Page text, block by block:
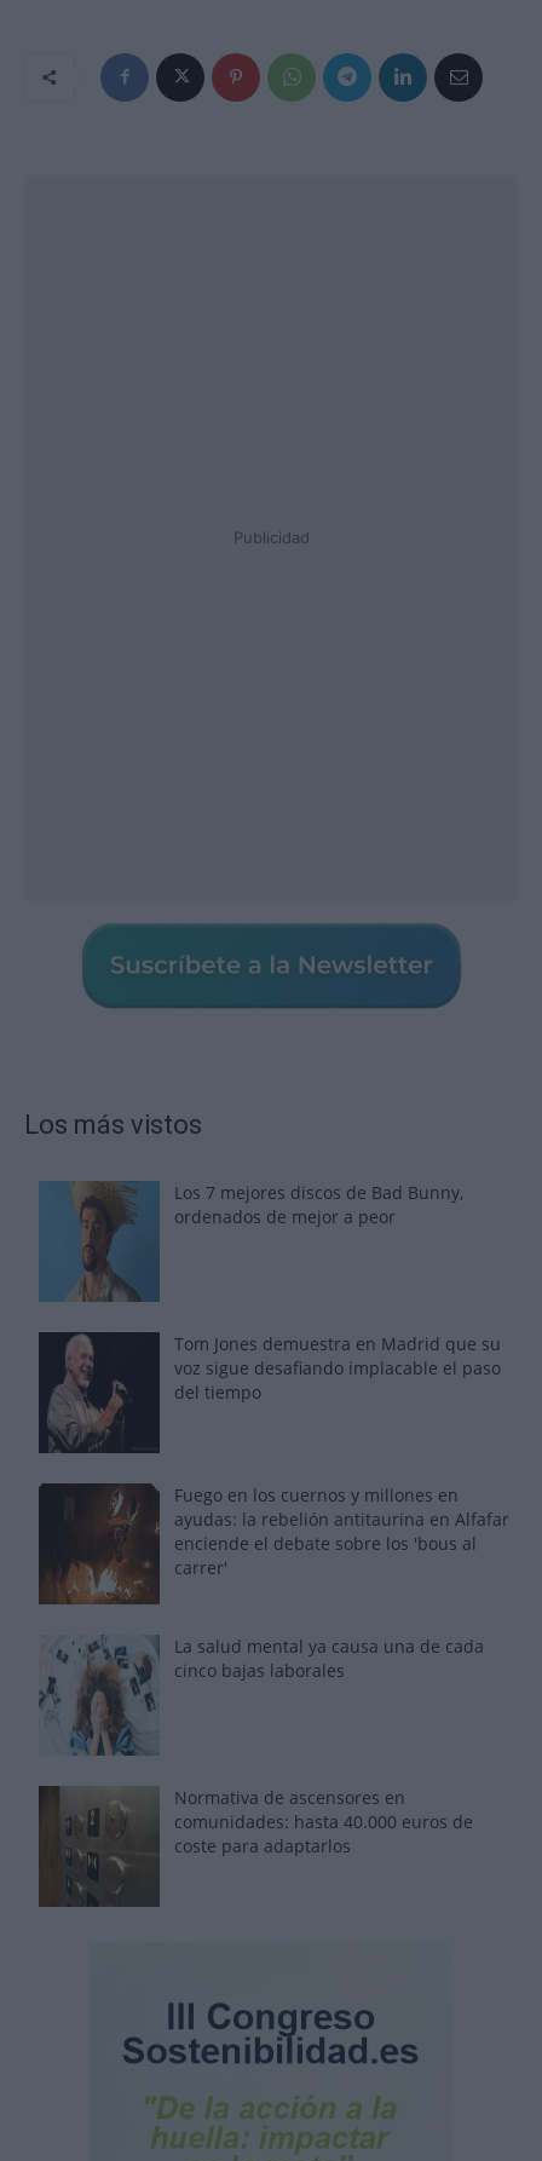
Publicidad
Los más vistos
Los 7 mejores discos de Bad Bunny,
ordenados de mejor a peor
Tom Jones demuestra en Madrid que su
voz sigue desafiando implacable el paso
del tiempo
Fuego en los cuernos y millones en
ayudas: la rebelión antitaurina en Alfafar
enciende el debate sobre los 'bous al
carrer'
La salud mental ya causa una de cada
cinco bajas laborales
Normativa de ascensores en
comunidades: hasta 40.000 euros de
coste para adaptarlos